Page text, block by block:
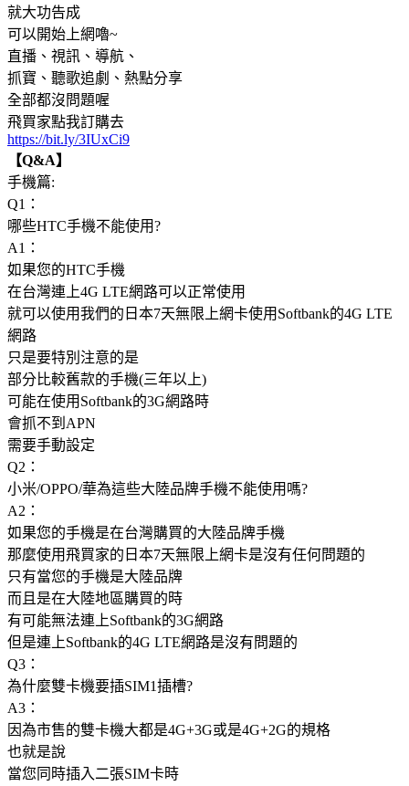
就大功告成
可以開始上網嚕~
直播、視訊、導航、
抓寶、聽歌追劇、熱點分享
全部都沒問題喔
飛買家點我訂購去
https://bit.ly/3IUxCi9
【Q&A】
手機篇:
Q1：
哪些HTC手機不能使用?
A1：
如果您的HTC手機
在台灣連上4G LTE網路可以正常使用
就可以使用我們的日本7天無限上網卡使用Softbank的4G LTE
網路
只是要特別注意的是
部分比較舊款的手機(三年以上)
可能在使用Softbank的3G網路時
會抓不到APN
需要手動設定
Q2：
小米/OPPO/華為這些大陸品牌手機不能使用嗎?
A2：
如果您的手機是在台灣購買的大陸品牌手機
那麼使用飛買家的日本7天無限上網卡是沒有任何問題的
只有當您的手機是大陸品牌
而且是在大陸地區購買的時
有可能無法連上Softbank的3G網路
但是連上Softbank的4G LTE網路是沒有問題的
Q3：
為什麼雙卡機要插SIM1插槽?
A3：
因為市售的雙卡機大都是4G+3G或是4G+2G的規格
也就是說
當您同時插入二張SIM卡時